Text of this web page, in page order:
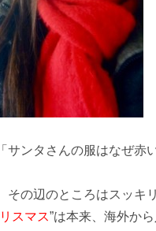
サンタさんの服はなぜ赤
その辺のところはスッキ
スマス”は本来、海外か